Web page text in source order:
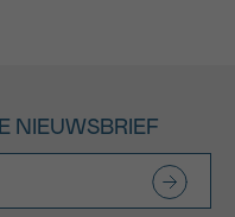
NIEUWSBRIEF